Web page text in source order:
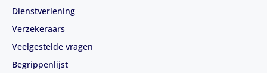
Dienstverlening
Verzekeraars
Veelgestelde vragen
Begrippenlijst